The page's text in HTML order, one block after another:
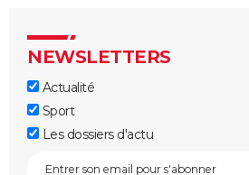
NEWSLETTERS
Actualité
Sport
Les dossiers d'actu